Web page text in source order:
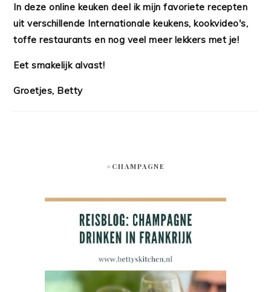
In deze online keuken deel ik mijn favoriete recepten
uit verschillende Internationale keukens, kookvideo's,
toffe restaurants en nog veel meer lekkers met je!
Eet smakelijk alvast!
Groetjes, Betty
#CHAMPAGNE